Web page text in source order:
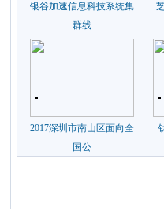
银谷加速信息科技系统集
群线
2017深圳市南山区面向全
国公